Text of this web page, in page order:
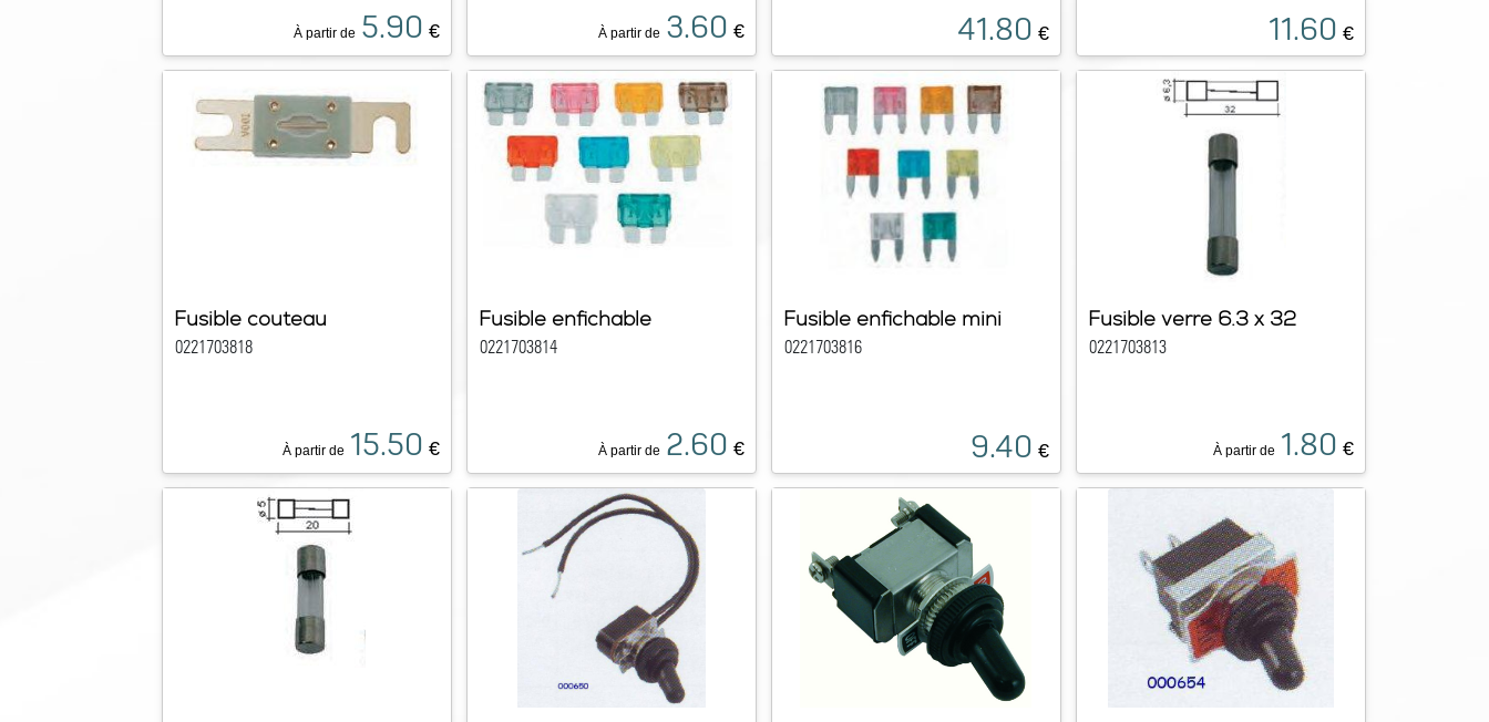
À partir de 5.90 € À partir de 3.60 € 41.80 € 11.60 €
Fusible couteau
0221703818
À partir de 15.50 €
Fusible enfichable
0221703814
À partir de 2.60 €
Fusible enfichable mini
0221703816
9.40 €
Fusible verre 6.3 x 32
0221703813
À partir de 1.80 €